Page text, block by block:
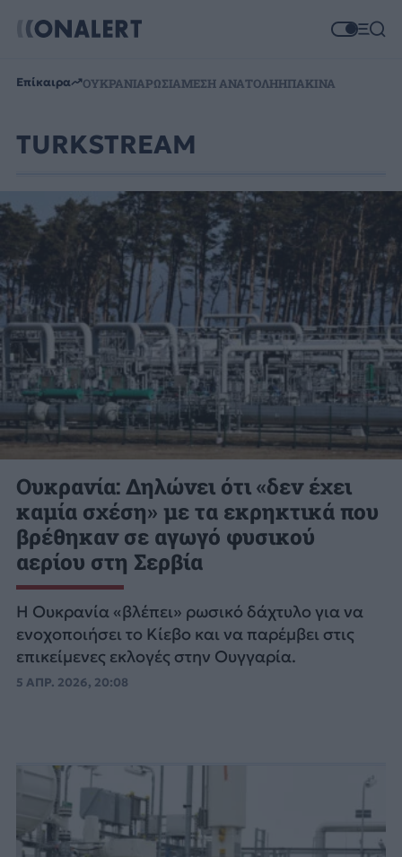
Επίκαιρα ΟΥΚΡΑΝΙΑΡΩΣΙΑΜΕΣΗ ΑΝΑΤΟΛΗΗΠΑΚΙΝΑ
TURKSTREAM
Ουκρανία: Δηλώνει ότι «δεν έχει
καμία σχέση» με τα εκρηκτικά που
βρέθηκαν σε αγωγό φυσικού
αερίου στη Σερβία
Η Ουκρανία «βλέπει» ρωσικό δάχτυλο για να
ενοχοποιήσει το Κίεβο και να παρέμβει στις
επικείμενες εκλογές στην Ουγγαρία.
5 ΑΠΡ. 2026, 20:08